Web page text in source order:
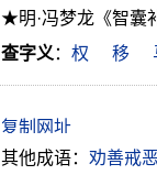
★明·冯梦龙《智囊
查字义： 权 移
其他成语： 劝善戒恶